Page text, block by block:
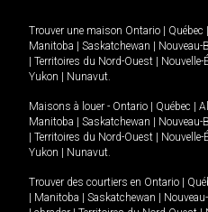
Trouver une maison Ontario | Québec |
Manitoba | Saskatchewan |
| Territoires du Nord-Ouest | Nouvelle-
Yukon | Nunavut
Maisons à louer - Ontario | Québec |
Manitoba | Saskatchewan |
| Territoires du Nord-Ouest | Nouvelle-
Yukon | Nunavut
Trouver des courtiers en Ontario |
| Manitoba | Saskatchewan |